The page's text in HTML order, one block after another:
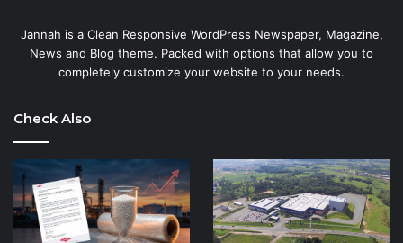
Jannah is a Clean Responsive WordPress Newspaper, Magazine,
News and Blog theme. Packed with options that allow you to
completely customize your website to your needs.
Check Also